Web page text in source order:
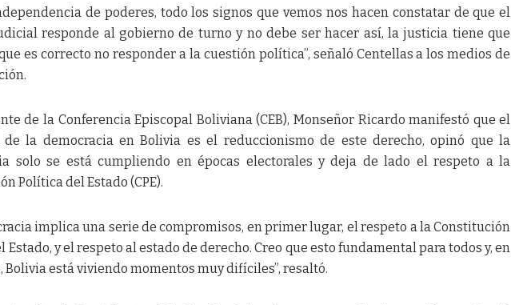
de poderes, todo los signos que vemos nos hacen constatar de que el
responde al gobierno de turno y no debe ser hacer así, la justicia tiene que
es correcto no responder a la cuestión política”, señaló Centellas a los medios de
de la Conferencia Episcopal Boliviana (CEB), Monseñor Ricardo manifestó que el
de la democracia en Bolivia es el reduccionismo de este derecho, opinó que la
solo se está cumpliendo en épocas electorales y deja de lado el respeto a la
Política del Estado (CPE).
implica una serie de compromisos, en primer lugar, el respeto a la Constitución
Estado, y el respeto al estado de derecho. Creo que esto fundamental para todos y, en
Bolivia está viviendo momentos muy difíciles”, resaltó.